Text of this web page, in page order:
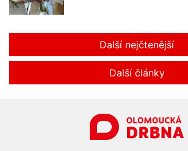
Další nejčtenější
Další články